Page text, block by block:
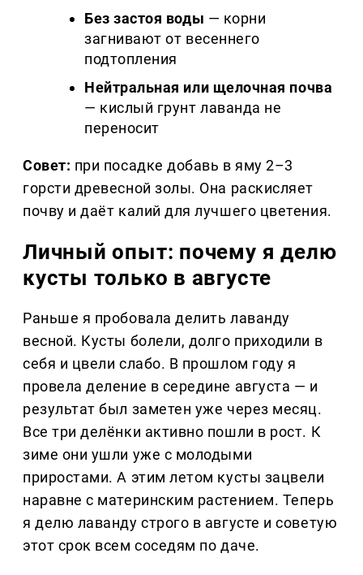
Без застоя воды — корни
загнивают от весеннего
подтопления
Нейтральная или щелочная почва
— кислый грунт лаванда не
переносит
Совет: при посадке добавь в яму 2–3
горсти древесной золы. Она раскисляет
почву и даёт калий для лучшего цветения.
Личный опыт: почему я делю
кусты только в августе
Раньше я пробовала делить лаванду
весной. Кусты болели, долго приходили в
себя и цвели слабо. В прошлом году я
провела деление в середине августа — и
результат был заметен уже через месяц.
Все три делёнки активно пошли в рост. К
зиме они ушли уже с молодыми
приростами. А этим летом кусты зацвели
наравне с материнским растением. Теперь
я делю лаванду строго в августе и советую
этот срок всем соседям по даче.